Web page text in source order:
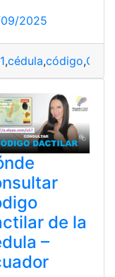
2025
,cédula,código,
de la
–